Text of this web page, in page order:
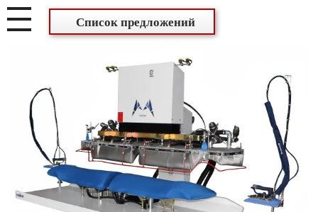
Список предложений